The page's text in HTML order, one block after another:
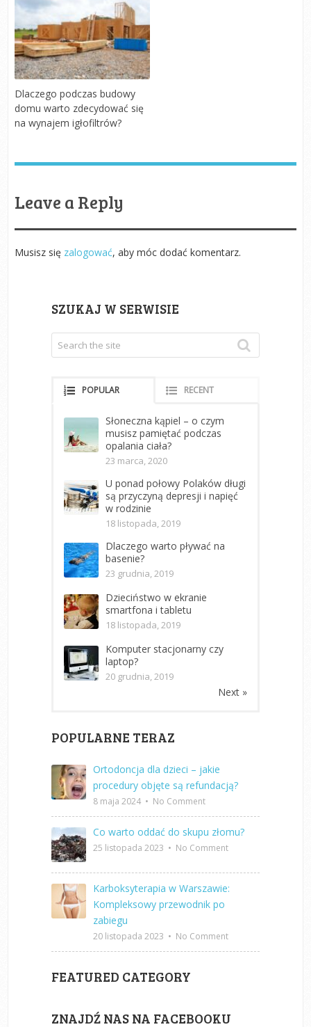
Dlaczego podczas budowy
domu warto zdecydować się
na wynajem igłofiltrów?
Leave a Reply
Musisz się zalogować, aby móc dodać komentarz.
SZUKAJ W SERWISIE
POPULAR RECENT
Słoneczna kąpiel – o czym
musisz pamiętać podczas
opalania ciała?
23 marca, 2020
U ponad połowy Polaków długi
są przyczyną depresji i napięć
w rodzinie
18 listopada, 2019
Dlaczego warto pływać na
basenie?
23 grudnia, 2019
Dzieciństwo w ekranie
smartfona i tabletu
18 listopada, 2019
Komputer stacjonarny czy
laptop?
20 grudnia, 2019
Next »
POPULARNE TERAZ
Ortodoncja dla dzieci – jakie
procedury objęte są refundacją?
8 maja 2024 • No Comment
Co warto oddać do skupu złomu?
25 listopada 2023 • No Comment
Karboksyterapia w Warszawie:
Kompleksowy przewodnik po
zabiegu
20 listopada 2023 • No Comment
FEATURED CATEGORY
ZNAJDŹ NAS NA FACEBOOKU